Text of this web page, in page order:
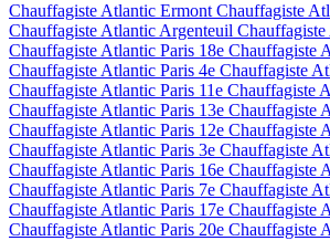
Chauffagiste Atlantic Ermont Chauffagiste
Chauffagiste Atlantic Argenteuil
Chauffagiste Atlantic Paris 18e Chauffagiste
Chauffagiste Atlantic Paris 4e Chauffagiste
Chauffagiste Atlantic Paris 11e Chauffagiste
Chauffagiste Atlantic Paris 13e Chauffagiste
Chauffagiste Atlantic Paris 12e Chauffagiste
Chauffagiste Atlantic Paris 3e Chauffagiste
Chauffagiste Atlantic Paris 16e Chauffagiste
Chauffagiste Atlantic Paris 7e Chauffagiste
Chauffagiste Atlantic Paris 17e Chauffagiste
Chauffagiste Atlantic Paris 20e Chauffagiste